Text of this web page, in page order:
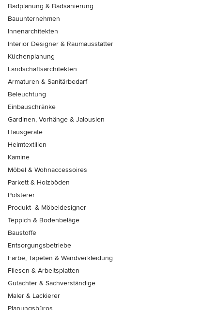
Badplanung & Badsanierung
Bauunternehmen
Innenarchitekten
Interior Designer & Raumausstatter
Küchenplanung
Landschaftsarchitekten
Armaturen & Sanitärbedarf
Beleuchtung
Einbauschränke
Gardinen, Vorhänge & Jalousien
Hausgeräte
Heimtextilien
Kamine
Möbel & Wohnaccessoires
Parkett & Holzböden
Polsterer
Produkt- & Möbeldesigner
Teppich & Bodenbeläge
Baustoffe
Entsorgungsbetriebe
Farbe, Tapeten & Wandverkleidung
Fliesen & Arbeitsplatten
Gutachter & Sachverständige
Maler & Lackierer